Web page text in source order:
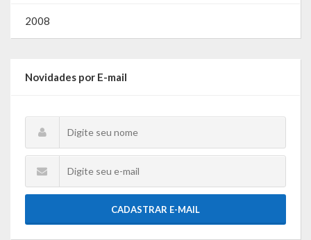
2008
Novidades por E-mail
CADASTRAR E-MAIL